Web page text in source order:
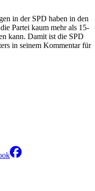
in der SPD haben in den
Partei kaum mehr als 15-
kann. Damit ist die SPD
in seinem Kommentar für